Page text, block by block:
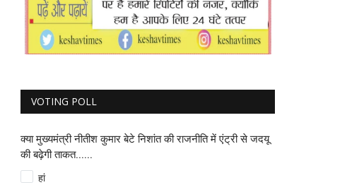
VOTING POLL
क्या मुख्यमंत्री नीतीश कुमार बेटे निशांत की राजनीति में एंट्री से जदयू
की बढ़ेगी ताकत......
हां